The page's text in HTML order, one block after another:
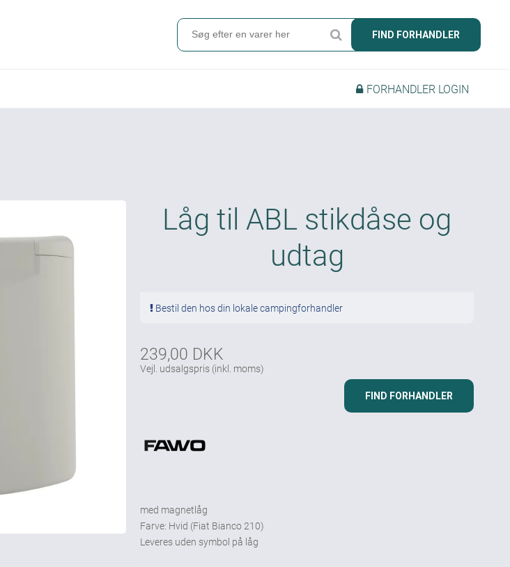
FIND FORHANDLER
FORHANDLER LOGIN
Søg
Forhandler login
Låg til ABL stikdåse og
udtag
Bestil den hos din lokale campingforhandler
239,00 DKK
Vejl. udsalgspris (inkl. moms)
FIND FORHANDLER
med magnetlåg
Farve: Hvid (Fiat Bianco 210)
Leveres uden symbol på låg